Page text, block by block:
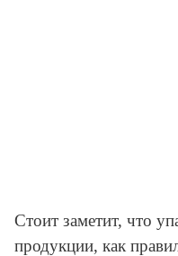
Стоит заметит, что
продукции, как